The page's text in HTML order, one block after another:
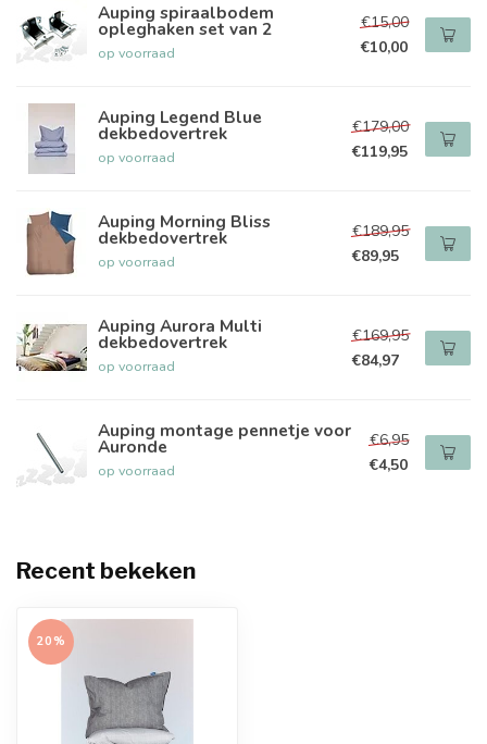
Auping spiraalbodem
opleghaken set van 2
op voorraad
€15,00
€10,00
Auping Legend Blue
dekbedovertrek
op voorraad
€179,00
€119,95
Auping Morning Bliss
dekbedovertrek
op voorraad
€189,95
€89,95
Auping Aurora Multi
dekbedovertrek
op voorraad
€169,95
€84,97
Auping montage pennetje voor
Auronde
op voorraad
€6,95
€4,50
Recent bekeken
20%